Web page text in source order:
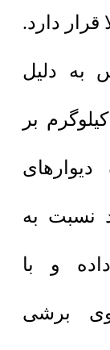
قرار دارد.
به دلیل
چگالی پایین (حدود ۵۵۰ کیلوگرم بر
تا ۶۰ درصد نسبت به
و با
برشی